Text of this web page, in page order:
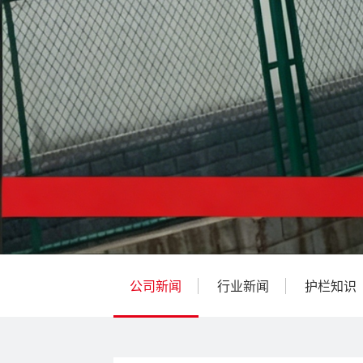
公司新闻 行业新闻 护栏知识